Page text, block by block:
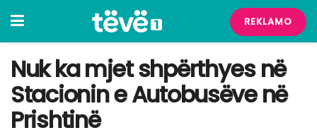
REKLAMO
Nuk ka mjet shpërthyes në
Stacionin e Autobusëve në
Prishtinë